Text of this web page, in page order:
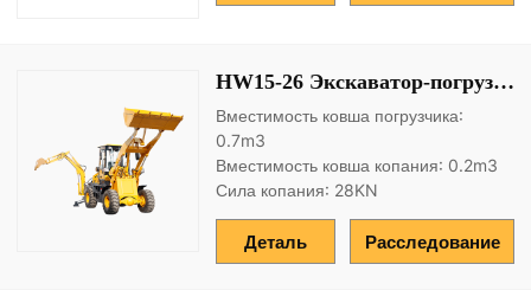
HW15-26 Экскаватор-погрузчик
Вместимость ковша погрузчика:
0.7m3
Вместимость ковша копания: 0.2m3
Сила копания: 28KN
Расследование
Деталь